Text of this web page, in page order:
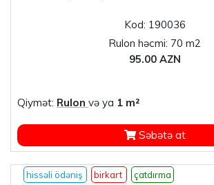
Kod: 190036
Rulon həcmi: 70 m2
95.00 AZN
Qiymət: Rulon və ya 1 m²
Səbətə at
hissəli ödəniş birkart çatdırma